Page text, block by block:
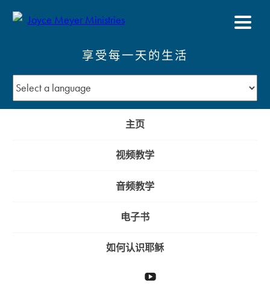
享受每一天的生活
主页
视频教学
音频教学
电子书
如何认识耶稣
YouTube